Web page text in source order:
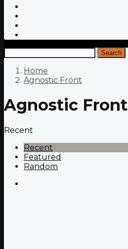
Search
Home
Agnostic Front
Agnostic Front
Recent
Recent
Featured
Random